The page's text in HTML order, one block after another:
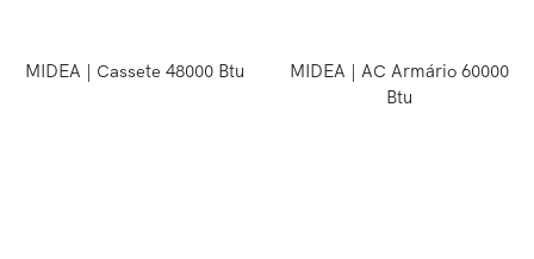
MIDEA | Cassete 48000 Btu
MIDEA | AC Armário 60000
Btu